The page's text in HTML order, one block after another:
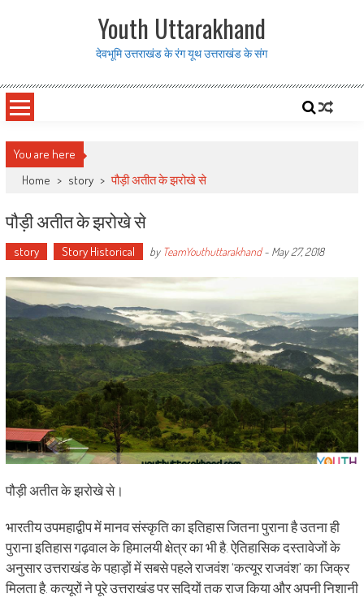
Youth Uttarakhand
देवभूमि उत्तराखंड के रंग यूथ उत्तराखंड के संग
You are here
Home > story > पौड़ी अतीत के झरोखे से
पौड़ी अतीत के झरोखे से
story Story Historical by TeamYouthuttarakhand- May 27, 2018
पौड़ी अतीत के झरोखे से।
भारतीय उपमहाद्वीप में मानव संस्कृति का इतिहास जितना पुराना है उतना ही
पुराना इतिहास गढ़वाल के हिमालयी क्षेत्र का भी है. ऐतिहासिक दस्तावेजों के
अनुसार उत्तराखंड के पहाड़ों में सबसे पहले राजवंश ‘कत्यूर राजवंश’ का जिक्र
मिलता है. कत्यूरों ने पूरे उत्तराखंड पर सदियों तक राज किया और अपनी निशानी